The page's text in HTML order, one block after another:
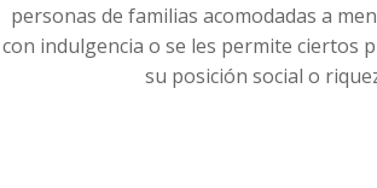
personas de familias acomodadas a
con indulgencia o se les permite ciertos
su posición social o